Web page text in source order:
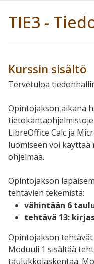
TIE3 -
Kurssin sisältö
Tervetuloa
Opintojakson aikana
LibreOffice Calc ja
luomiseen voi käyttää
ohjelmaa.
Opintojakson
tehtävien tekemistä:
vähintään 6
tehtävä 13:
Opintojakson
Moduuli 1 sisältää
taulukkolaskentaa.